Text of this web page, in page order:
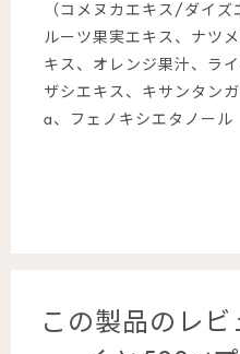
（コメヌカエキス/ダイズ
ルーツ果実エキス、ナツ
キス、オレンジ果汁、ラ
ザシエキス、キサンタン
a、フェノキシエタノール
この製品のレ